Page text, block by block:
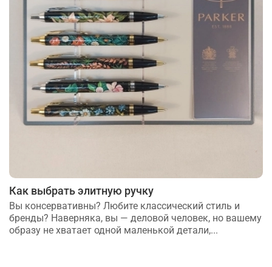
Как выбрать элитную ручку
Вы консервативны? Любите классический стиль и
бренды? Наверняка, вы — деловой человек, но вашему
образу не хватает одной маленькой детали,...